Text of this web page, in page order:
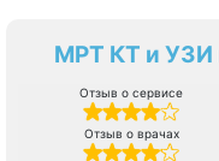
МРТ КТ и УЗИ
Отзыв о сервисе
Отзыв о врачах